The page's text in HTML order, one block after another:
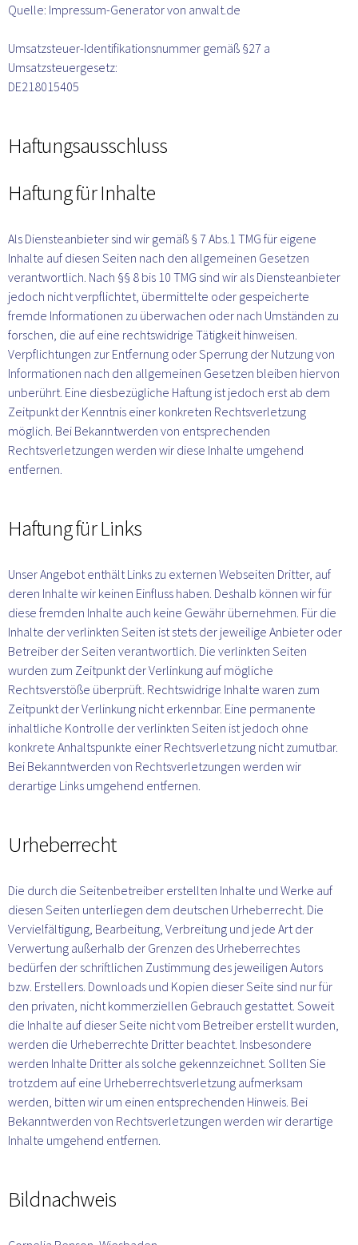
Quelle: Impressum-Generator von anwalt.de
Umsatzsteuer-Identifikationsnummer gemäß §27 a
Umsatzsteuergesetz:
DE218015405
Haftungsausschluss
Haftung für Inhalte
Als Diensteanbieter sind wir gemäß § 7 Abs.1 TMG für eigene
Inhalte auf diesen Seiten nach den allgemeinen Gesetzen
verantwortlich. Nach §§ 8 bis 10 TMG sind wir als Diensteanbieter
jedoch nicht verpflichtet, übermittelte oder gespeicherte
fremde Informationen zu überwachen oder nach Umständen zu
forschen, die auf eine rechtswidrige Tätigkeit hinweisen.
Verpflichtungen zur Entfernung oder Sperrung der Nutzung von
Informationen nach den allgemeinen Gesetzen bleiben hiervon
unberührt. Eine diesbezügliche Haftung ist jedoch erst ab dem
Zeitpunkt der Kenntnis einer konkreten Rechtsverletzung
möglich. Bei Bekanntwerden von entsprechenden
Rechtsverletzungen werden wir diese Inhalte umgehend
entfernen.
Haftung für Links
Unser Angebot enthält Links zu externen Webseiten Dritter, auf
deren Inhalte wir keinen Einfluss haben. Deshalb können wir für
diese fremden Inhalte auch keine Gewähr übernehmen. Für die
Inhalte der verlinkten Seiten ist stets der jeweilige Anbieter oder
Betreiber der Seiten verantwortlich. Die verlinkten Seiten
wurden zum Zeitpunkt der Verlinkung auf mögliche
Rechtsverstöße überprüft. Rechtswidrige Inhalte waren zum
Zeitpunkt der Verlinkung nicht erkennbar. Eine permanente
inhaltliche Kontrolle der verlinkten Seiten ist jedoch ohne
konkrete Anhaltspunkte einer Rechtsverletzung nicht zumutbar.
Bei Bekanntwerden von Rechtsverletzungen werden wir
derartige Links umgehend entfernen.
Urheberrecht
Die durch die Seitenbetreiber erstellten Inhalte und Werke auf
diesen Seiten unterliegen dem deutschen Urheberrecht. Die
Vervielfältigung, Bearbeitung, Verbreitung und jede Art der
Verwertung außerhalb der Grenzen des Urheberrechtes
bedürfen der schriftlichen Zustimmung des jeweiligen Autors
bzw. Erstellers. Downloads und Kopien dieser Seite sind nur für
den privaten, nicht kommerziellen Gebrauch gestattet. Soweit
die Inhalte auf dieser Seite nicht vom Betreiber erstellt wurden,
werden die Urheberrechte Dritter beachtet. Insbesondere
werden Inhalte Dritter als solche gekennzeichnet. Sollten Sie
trotzdem auf eine Urheberrechtsverletzung aufmerksam
werden, bitten wir um einen entsprechenden Hinweis. Bei
Bekanntwerden von Rechtsverletzungen werden wir derartige
Inhalte umgehend entfernen.
Bildnachweis